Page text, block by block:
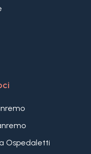
qualità della vita,
Ligure.
Ospedaletti